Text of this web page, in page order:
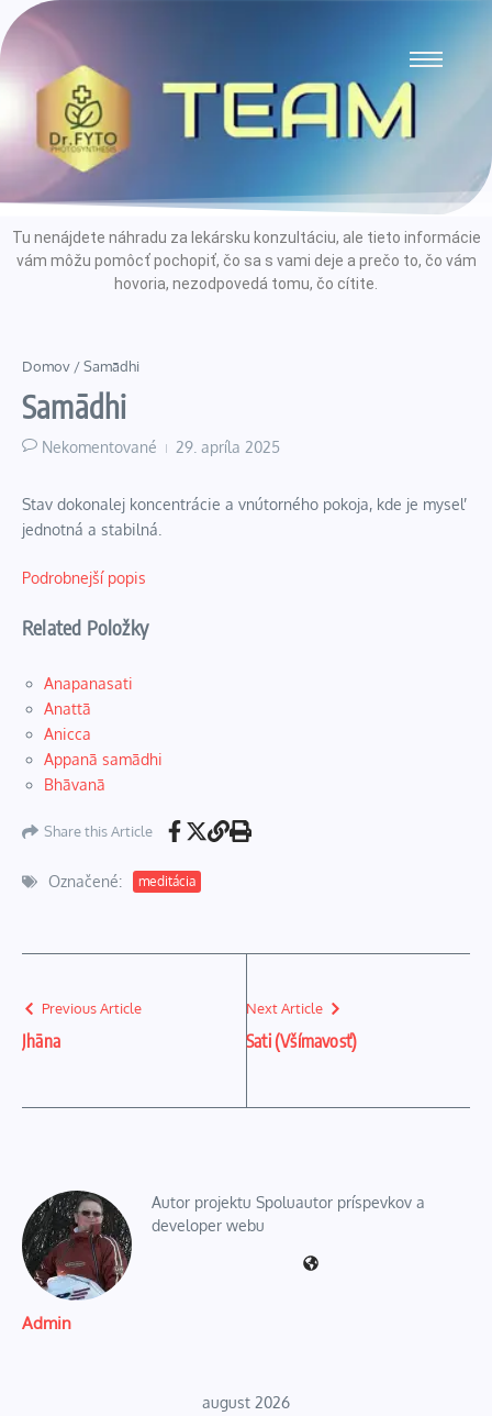
Tu nenájdete náhradu za lekársku konzultáciu, ale tieto informácie
vám môžu pomôcť pochopiť, čo sa s vami deje a prečo to, čo vám
hovoria, nezodpovedá tomu, čo cítite.
Domov /Samādhi
Samādhi
Nekomentované 29. apríla 2025
Stav dokonalej koncentrácie a vnútorného pokoja, kde je myseľ
jednotná a stabilná.
Podrobnejší popis
Related Položky
Anapanasati
Anattā
Anicca
Appanā samādhi
Bhāvanā
Share this Article
Označené: meditácia
Previous Article
Jhāna
Next Article
Sati (Všímavosť)
Admin
Autor projektu Spoluautor príspevkov a
developer webu
august 2026